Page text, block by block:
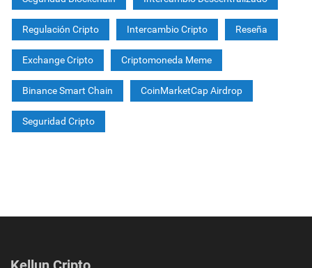
Regulación Cripto Intercambio Cripto Reseña
Exchange Cripto Criptomoneda Meme
Binance Smart Chain CoinMarketCap Airdrop
Seguridad Cripto